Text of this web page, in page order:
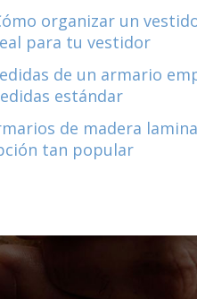
organizar un
para tu vestidor
de un armario
estándar
de madera
tan popular